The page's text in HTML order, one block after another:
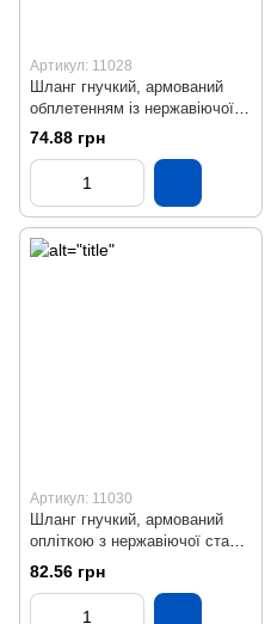
Артикул: 11028
Шланг гнучкий, армований
обплетенням із нержавіючої
сталі (ВВ), L = 600 мм
74.88 грн
Артикул: 11030
Шланг гнучкий, армований
опліткою з нержавіючої сталі
(ВВ), L = 800 мм
82.56 грн